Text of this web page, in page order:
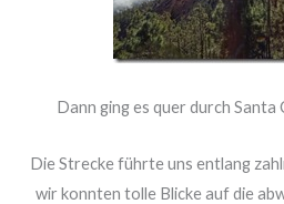
Dann ging es quer durch Santa
Die Strecke führte uns entlang
wir konnten tolle Blicke auf die